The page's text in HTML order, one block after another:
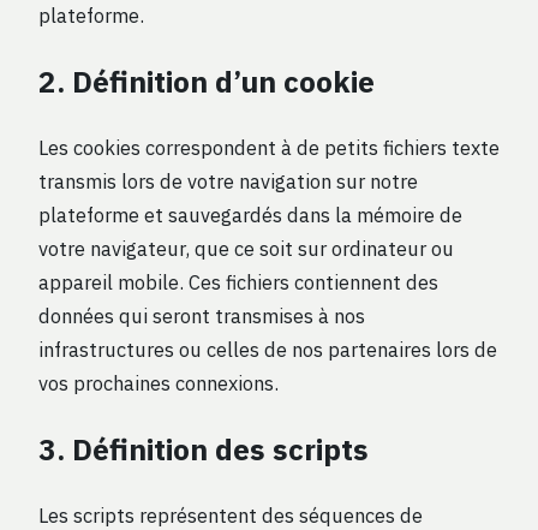
plateforme.
2. Définition d’un cookie
Les cookies correspondent à de petits fichiers texte
transmis lors de votre navigation sur notre
plateforme et sauvegardés dans la mémoire de
votre navigateur, que ce soit sur ordinateur ou
appareil mobile. Ces fichiers contiennent des
données qui seront transmises à nos
infrastructures ou celles de nos partenaires lors de
vos prochaines connexions.
3. Définition des scripts
Les scripts représentent des séquences de